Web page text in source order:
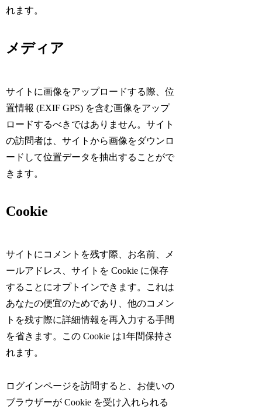
れます。
メディア
サイトに画像をアップロードする際、位
置情報 (EXIF GPS) を含む画像をアップ
ロードするべきではありません。サイト
の訪問者は、サイトから画像をダウンロ
ードして位置データを抽出することがで
きます。
Cookie
サイトにコメントを残す際、お名前、メ
ールアドレス、サイトを Cookie に保存
することにオプトインできます。これは
あなたの便宜のためであり、他のコメン
トを残す際に詳細情報を再入力する手間
を省きます。この Cookie は1年間保持さ
れます。
ログインページを訪問すると、お使いの
ブラウザーが Cookie を受け入れられる